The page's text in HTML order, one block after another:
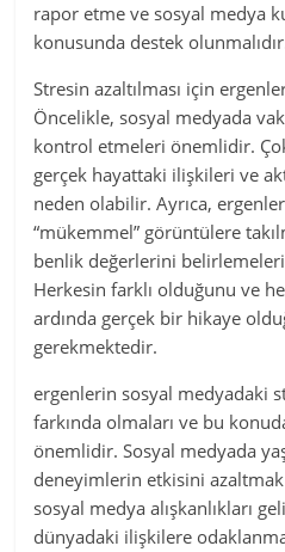
rapor etme ve sosyal medya
konusunda destek
Stresin azaltılması için
Öncelikle, sosyal medyada
kontrol etmeleri önemlidir.
gerçek hayattaki ilişkileri ve
neden olabilir. Ayrıca,
“mükemmel” görüntülere
benlik değerlerini
Herkesin farklı olduğunu ve
ardında gerçek bir hikaye
gerekmektedir.
ergenlerin sosyal medyadaki
farkında olmaları ve bu
önemlidir. Sosyal medyada
deneyimlerin etkisini azaltmak
sosyal medya alışkanlıkları
dünyadaki ilişkilere